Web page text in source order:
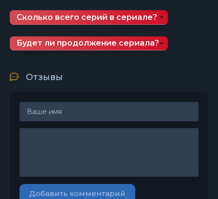
Сколько всего серий в сериале?
Будет ли продолжение сериала?
Отзывы
Добавить комментарий